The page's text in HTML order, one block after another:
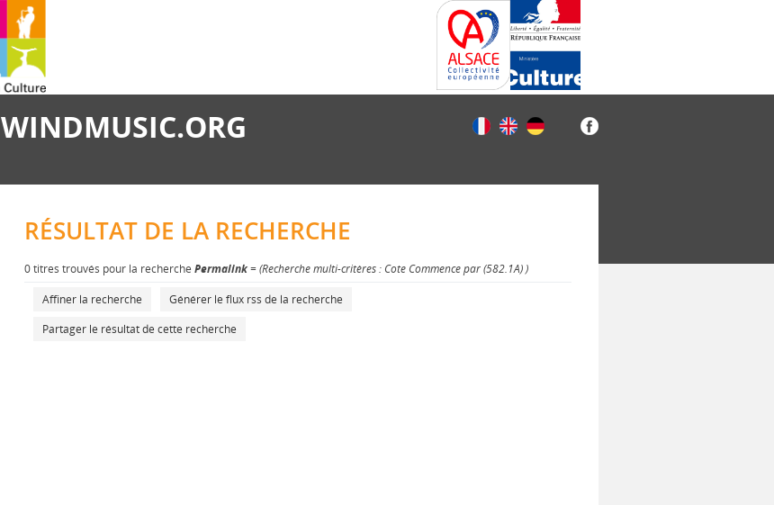
WINDMUSIC.ORG
RÉSULTAT DE LA RECHERCHE
0 titres trouvés pour la recherche Permalink= (Recherche multi-critères : Cote Commence par (582.1A) )
Affiner la recherche
Générer le flux rss de la recherche
Partager le résultat de cette recherche